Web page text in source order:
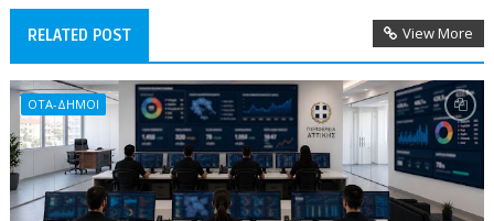
RELATED POST View More
ΟΤΑ-ΔΗΜΟΙ